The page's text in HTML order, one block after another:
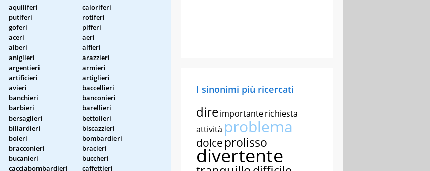
aquiliferi
caloriferi
putiferi
rotiferi
goferi
pifferi
aceri
aeri
alberi
alfieri
aniglieri
arazzieri
argentieri
armieri
artificieri
artiglieri
avieri
baccellieri
banchieri
banconieri
barbieri
barellieri
bersaglieri
bettolieri
biliardieri
biscazzieri
boleri
bombardieri
bracconieri
bracieri
bucanieri
buccheri
cacciabombardieri
caffettieri
I sinonimi più ricercati
direimportanterichiesta
attività problema
dolce prolisso
divertente